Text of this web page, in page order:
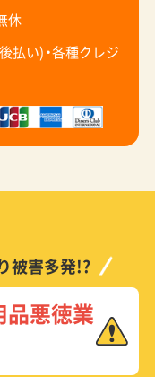
休
払い)・各種クレジ
被害多発!?
品悪徳業